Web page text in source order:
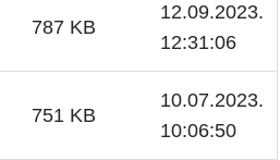
787 KB
12.09.2023.
12:31:06
751 KB
10.07.2023.
10:06:50